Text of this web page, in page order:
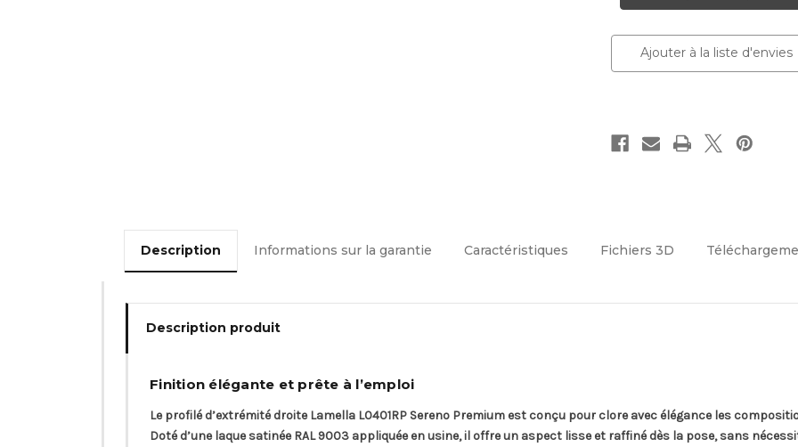
L0401RP
Premium
L0401RP
Premium
270
cm
Ajouter à la liste d'envies
Description Informations sur la garantie Caractéristiques Fichiers 3D
Description produit
Finition élégante et prête à l’emploi
Le profilé d’extrémité droite Lamella L0401RP Sereno Premium est conçu pour clore avec élégance les
Doté d’une laque satinée RAL 9003 appliquée en usine, il offre un aspect lisse et raffiné dès la pose, sans